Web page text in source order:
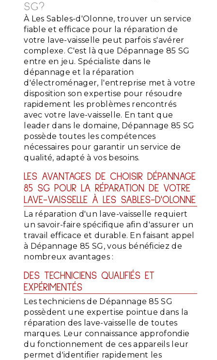
SG?
À Les Sables-d'Olonne, trouver un service
fiable et efficace pour la réparation de
votre lave-vaisselle peut parfois s'avérer
complexe. C'est là que Dépannage 85 SG
entre en jeu. Spécialiste dans le
dépannage et la réparation
d'électroménager, l'entreprise met à votre
disposition son expertise pour résoudre
rapidement les problèmes rencontrés
avec votre lave-vaisselle. En tant que
leader dans le domaine, Dépannage 85 SG
possède toutes les compétences
nécessaires pour garantir un service de
qualité, adapté à vos besoins.
LES AVANTAGES DE CHOISIR DÉPANNAGE
85 SG POUR LA RÉPARATION DE VOTRE
LAVE-VAISSELLE À LES SABLES-D'OLONNE
La réparation d'un lave-vaisselle requiert
un savoir-faire spécifique afin d'assurer un
travail efficace et durable. En faisant appel
à Dépannage 85 SG, vous bénéficiez de
nombreux avantages :
DES TECHNICIENS QUALIFIÉS ET
EXPÉRIMENTÉS
Les techniciens de Dépannage 85 SG
possèdent une expertise pointue dans la
réparation des lave-vaisselle de toutes
marques. Leur connaissance approfondie
du fonctionnement de ces appareils leur
permet d'identifier rapidement les